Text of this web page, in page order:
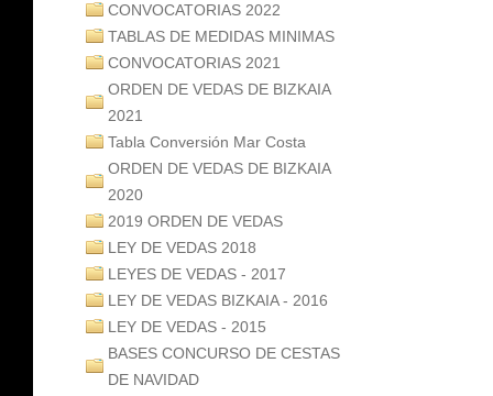
CONVOCATORIAS 2022
TABLAS DE MEDIDAS MINIMAS
CONVOCATORIAS 2021
ORDEN DE VEDAS DE BIZKAIA
2021
Tabla Conversión Mar Costa
ORDEN DE VEDAS DE BIZKAIA
2020
2019 ORDEN DE VEDAS
LEY DE VEDAS 2018
LEYES DE VEDAS - 2017
LEY DE VEDAS BIZKAIA - 2016
LEY DE VEDAS - 2015
BASES CONCURSO DE CESTAS
DE NAVIDAD